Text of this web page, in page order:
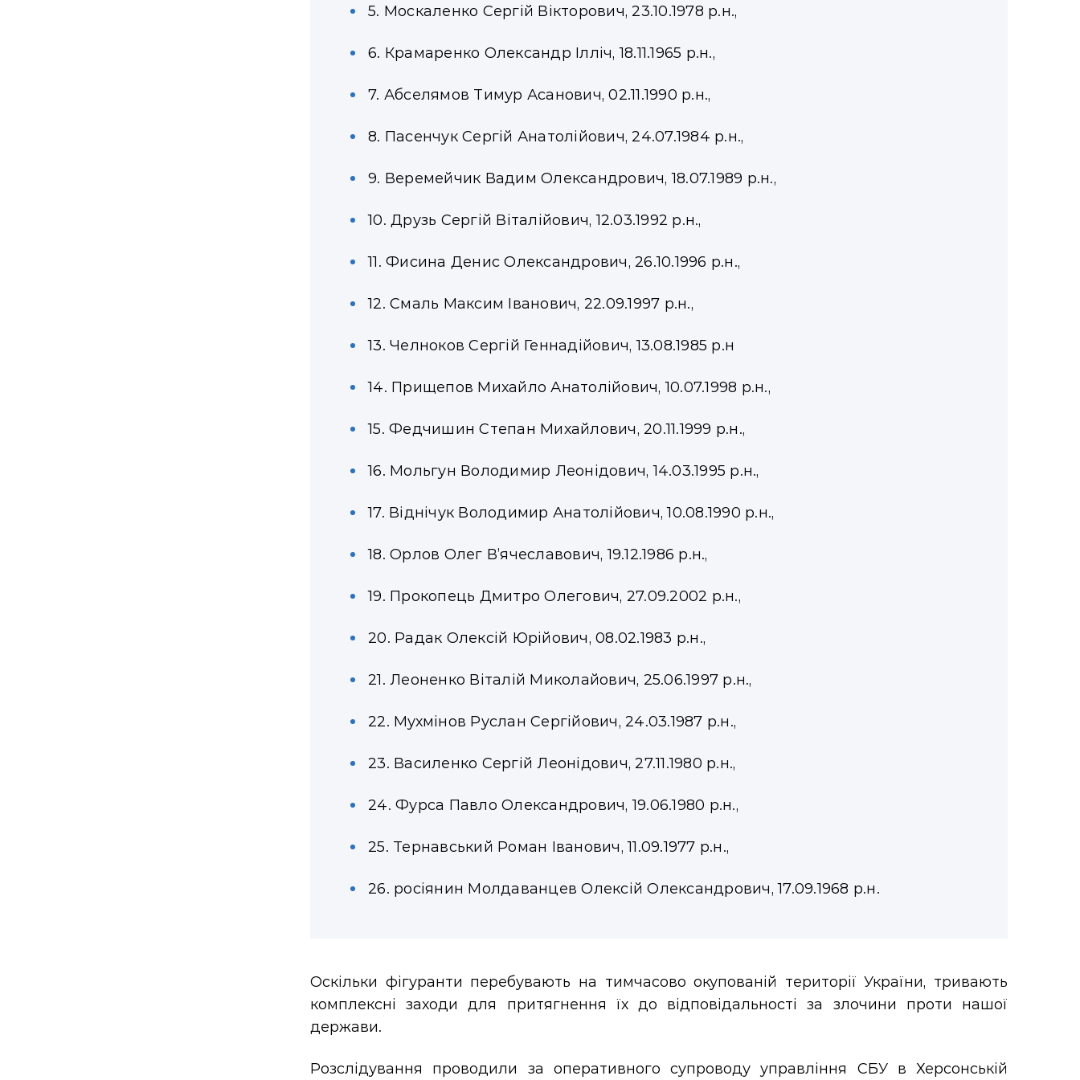
5. Москаленко Сергій Вікторович, 23.10.1978 р.н.,
6. Крамаренко Олександр Ілліч, 18.11.1965 р.н.,
7. Абселямов Тимур Асанович, 02.11.1990 р.н.,
8. Пасенчук Сергій Анатолійович, 24.07.1984 р.н.,
9. Веремейчик Вадим Олександрович, 18.07.1989 р.н.,
10. Друзь Сергій Віталійович, 12.03.1992 р.н.,
11. Фисина Денис Олександрович, 26.10.1996 р.н.,
12. Смаль Максим Іванович, 22.09.1997 р.н.,
13. Челноков Сергій Геннадійович, 13.08.1985 р.н
14. Прищепов Михайло Анатолійович, 10.07.1998 р.н.,
15. Федчишин Степан Михайлович, 20.11.1999 р.н.,
16. Мольгун Володимир Леонідович, 14.03.1995 р.н.,
17. Віднічук Володимир Анатолійович, 10.08.1990 р.н.,
18. Орлов Олег В’ячеславович, 19.12.1986 р.н.,
19. Прокопець Дмитро Олегович, 27.09.2002 р.н.,
20. Радак Олексій Юрійович, 08.02.1983 р.н.,
21. Леоненко Віталій Миколайович, 25.06.1997 р.н.,
22. Мухмінов Руслан Сергійович, 24.03.1987 р.н.,
23. Василенко Сергій Леонідович, 27.11.1980 р.н.,
24. Фурса Павло Олександрович, 19.06.1980 р.н.,
25. Тернавський Роман Іванович, 11.09.1977 р.н.,
26. росіянин Молдаванцев Олексій Олександрович, 17.09.1968 р.н.
Оскільки фігуранти перебувають на тимчасово окупованій території України, тривають
комплексні заходи для притягнення їх до відповідальності за злочини проти нашої
держави.
Розслідування проводили за оперативного супроводу управління СБУ в Херсонській